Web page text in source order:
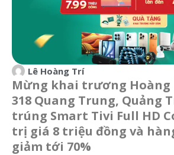
Lê Hoàng Trí
Mừng khai trương Hoàng
318 Quang Trung, Quảng
trúng Smart Tivi Full HD
trị giá 8 triệu đồng và
giảm tới 70%